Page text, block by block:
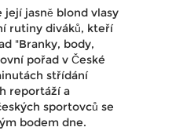
jasně blond vlasy
rutiny diváků, kteří
"Branky, body,
pořad v České
střídání
reportáží a
sportovců se
bodem dne.